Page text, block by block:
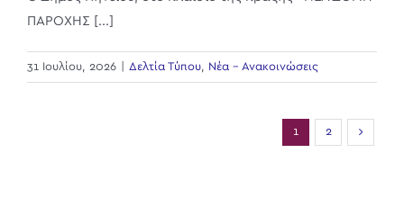
ΠΑΡΟΧΗΣ [...]
31 Ιουλίου, 2026 Δελτία Τύπου, Νέα - Ανακοινώσεις
1 2